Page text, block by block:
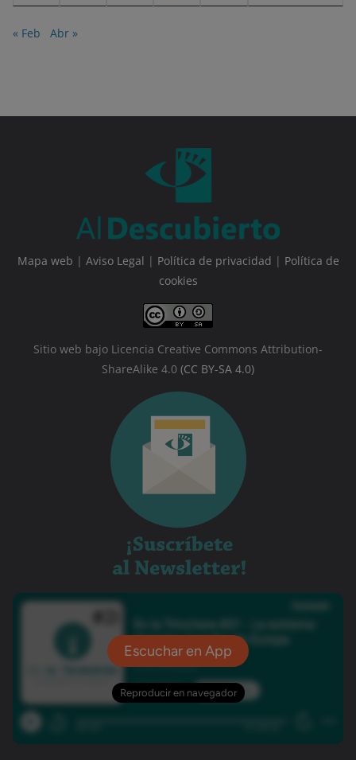
« Feb Abr »
Mapa web | Aviso Legal | Política de privacidad | Política de
cookies
Sitio web bajo Licencia Creative Commons Attribution-
ShareAlike 4.0 (CC BY-SA 4.0)